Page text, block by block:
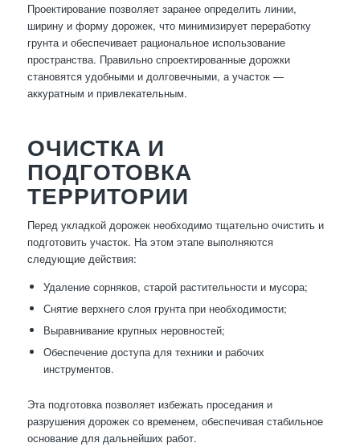
Проектирование позволяет заранее определить линии,
ширину и форму дорожек, что минимизирует переработку
грунта и обеспечивает рациональное использование
пространства. Правильно спроектированные дорожки
становятся удобными и долговечными, а участок —
аккуратным и привлекательным.
ОЧИСТКА И
ПОДГОТОВКА
ТЕРРИТОРИИ
Перед укладкой дорожек необходимо тщательно очистить и
подготовить участок. На этом этапе выполняются
следующие действия:
Удаление сорняков, старой растительности и мусора;
Снятие верхнего слоя грунта при необходимости;
Выравнивание крупных неровностей;
Обеспечение доступа для техники и рабочих
инструментов.
Эта подготовка позволяет избежать проседания и
разрушения дорожек со временем, обеспечивая стабильное
основание для дальнейших работ.